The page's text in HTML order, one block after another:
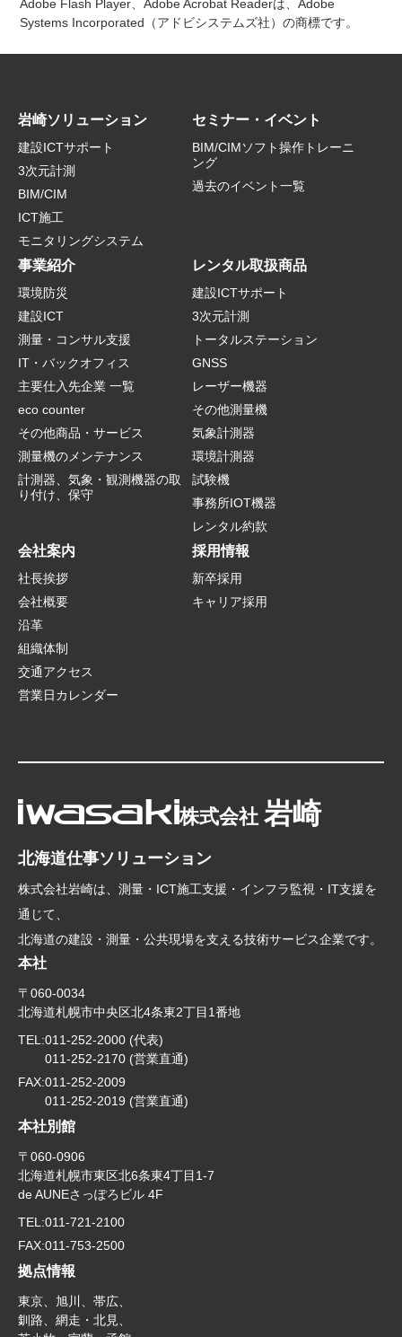
Adobe Flash Player、Adobe Acrobat Readerは、Adobe
Systems Incorporated（アドビシステムズ社）の商標です。
岩崎ソリューション
建設ICTサポート
3次元計測
BIM/CIM
ICT施工
モニタリングシステム
セミナー・イベント
BIM/CIMソフト操作トレーニ
ング
過去のイベント一覧
事業紹介
環境防災
建設ICT
測量・コンサル支援
IT・バックオフィス
主要仕入先企業 一覧
eco counter
その他商品・サービス
測量機のメンテナンス
計測器、気象・観測機器の取
り付け、保守
レンタル取扱商品
建設ICTサポート
3次元計測
トータルステーション
GNSS
レーザー機器
その他測量機
気象計測器
環境計測器
試験機
事務所IOT機器
レンタル約款
会社案内
社長挨拶
会社概要
沿革
組織体制
交通アクセス
営業日カレンダー
採用情報
新卒採用
キャリア採用
株式会社 岩崎
北海道仕事ソリューション
株式会社岩崎は、測量・ICT施工支援・インフラ監視・IT支援を
通じて、
北海道の建設・測量・公共現場を支える技術サービス企業です。
本社
〒060-0034
北海道札幌市中央区北4条東2丁目1番地
TEL:011-252-2000 (代表)
011-252-2170 (営業直通)
FAX:011-252-2009
011-252-2019 (営業直通)
本社別館
〒060-0906
北海道札幌市東区北6条東4丁目1-7
de AUNEさっぽろビル 4F
TEL:011-721-2100
FAX:011-753-2500
拠点情報
東京、旭川、帯広、
釧路、網走・北見、